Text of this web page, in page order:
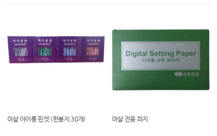
마샬 아이롱 핀셋 (한봉지 30개) 마샬 전용 파지